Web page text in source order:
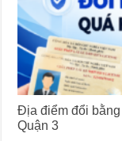
Địa điểm đổi
Quận 3